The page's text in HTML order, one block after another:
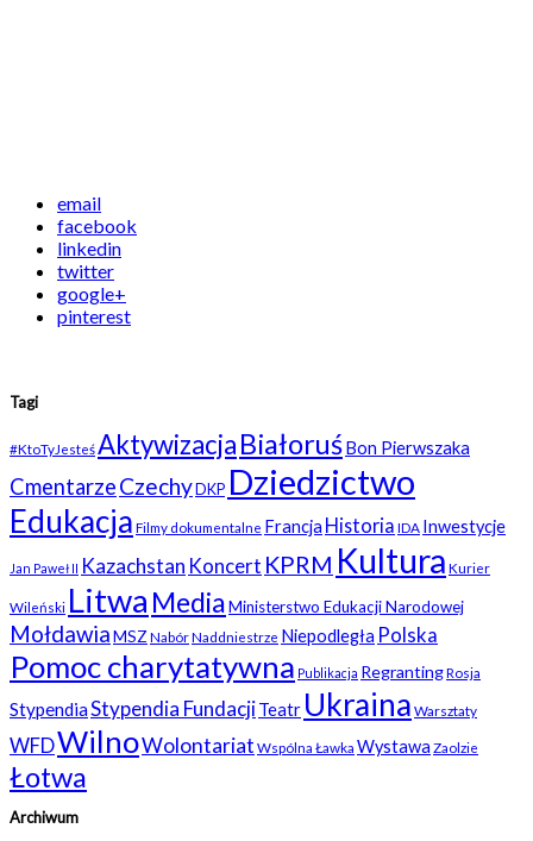
email
facebook
linkedin
twitter
google+
pinterest
Tagi
#KtoTyJesteśAktywizacjaBiałoruśBon Pierwszaka
CmentarzeCzechyDKP Dziedzictwo
Edukacja Filmy dokumentalne Francja Historia IDA Inwestycje
Jan Paweł II Kazachstan Koncert KPRM Kultura Kurier
Wileński Litwa MediaMinisterstwo Edukacji Narodowej
MołdawiaMSZ NabórNaddniestrze Niepodległa Polska
Pomoc charytatywna Publikacja RegrantingRosja
StypendiaStypendia FundacjiTeatr Ukraina Warsztaty
WFDWilnoWolontariat Wspólna Ławka Wystawa Zaolzie
Łotwa
Archiwum